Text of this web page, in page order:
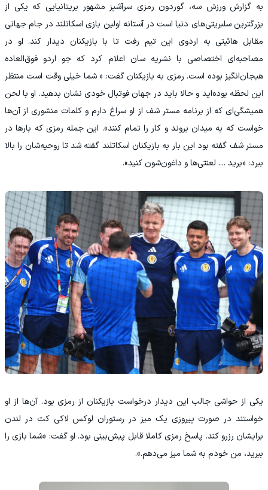
به گزارش ورزش سه، گوردون رمزی سرآشپز مشهور بریتانیایی که یکی از
بزرگترین سلبریتی‌های دنیا است در آستانه اولین بازی اسکاتلند در جام جهانی
مقابل هائیتی به اردوی این تیم رفت تا با بازیکنان دیدار کند. او در
مصاحبه‌ای اختصاصی با نشریه سان اعلام کرد که جو اردو فوق‌العاده
هیجان‌انگیز بوده است. رمزی به بازیکنان گفت: « شما خیلی وقت است منتظر
این لحظه بوده‌اید و حالا باید در جهان فوتبال خودی نشان بدهید. او با لحن
همیشگی‌ای که از برنامه مستر شف از او سراغ دارم و کلمات منشوری از آن‌ها
خواست که به میدان بروند و کار را تمام کنند». این جمله رمزی که بارها در
مستر شف گفته بود این بار به بازیکنان اسکاتلند گفته شد تا روحیه‌شان را بالا
ببرد: «برید .... لعنتی‌ها و داغون‌شون کنید».
‫یکی از حواشی جالب این دیدار درخواست بازیکنان از رمزی بود. آن‌ها از او
خواستند در صورت پیروزی یک میز در رستوران لوکس لاکی کت در لندن
برایشان رزرو کند. پاسخ رمزی کاملا قابل پیش‌بینی بود. او گفت: «شما بازی را
ببرید، من خودم به شما میز می‌دهم.».